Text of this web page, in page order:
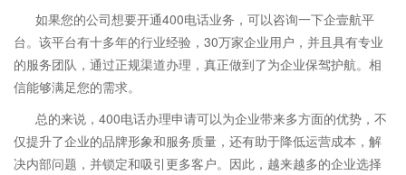
如果您的公司想要开通400电话业务，可以咨询一下企壹航平
台。该平台有十多年的行业经验，30万家企业用户，并且具有专业
的服务团队，通过正规渠道办理，真正做到了为企业保驾护航。相
信能够满足您的需求。
总的来说，400电话办理申请可以为企业带来多方面的优势，不
仅提升了企业的品牌形象和服务质量，还有助于降低运营成本，解
决内部问题，并锁定和吸引更多客户。因此，越来越多的企业选择